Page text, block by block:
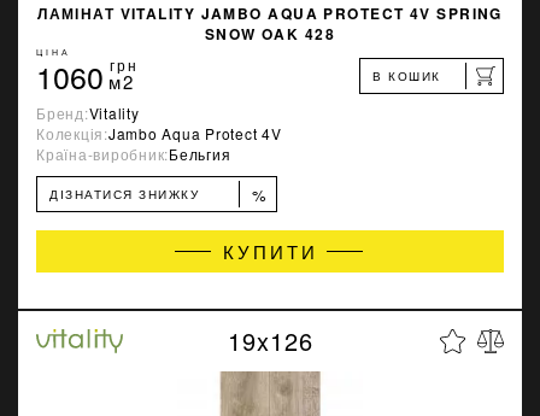
ЛАМІНАТ VITALITY JAMBO AQUA PROTECT 4V SPRING
SNOW OAK 428
ЦІНА
1060 грн
м2 В КОШИК
Бренд:Vitality
Колекція:Jambo Aqua Protect 4V
Країна-виробник:Бельгия
ДІЗНАТИСЯ ЗНИЖКУ %
КУПИТИ
19x126